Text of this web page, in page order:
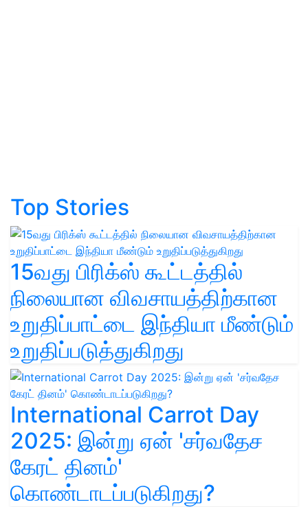
Top Stories
15வது பிரிக்ஸ் கூட்டத்தில்
நிலையான விவசாயத்திற்கான
உறுதிப்பாட்டை இந்தியா மீண்டும்
உறுதிப்படுத்துகிறது
International Carrot Day
2025: இன்று ஏன் 'சர்வதேச
கேரட் தினம்'
கொண்டாடப்படுகிறது?